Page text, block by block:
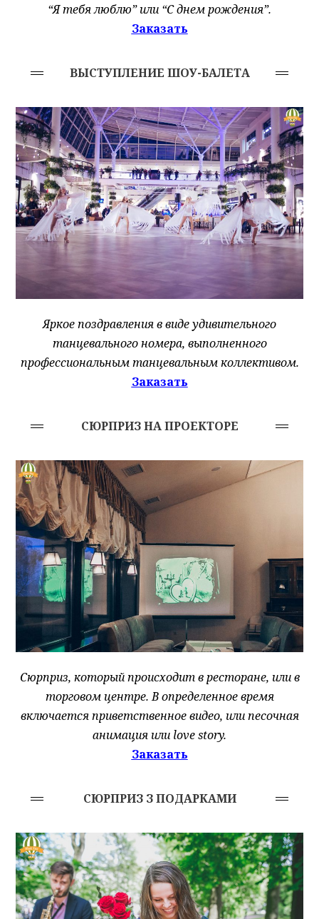
“Я тебя люблю” или “С днем рождения”.
Заказать
ВЫСТУПЛЕНИЕ ШОУ-БАЛЕТА
Яркое поздравления в виде удивительного
танцевального номера, выполненного
профессиональным танцевальным коллективом.
Заказать
СЮРПРИЗ НА ПРОЕКТОРЕ
Сюрприз, который происходит в ресторане, или в
торговом центре. В определенное время
включается приветственное видео, или песочная
анимация или love story.
Заказать
СЮРПРИЗ З ПОДАРКАМИ